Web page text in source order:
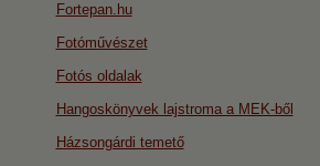
Fortepan.hu
Fotóművészet
Fotós oldalak
Hangoskönyvek lajstroma a MEK-ből
Házsongárdi temető